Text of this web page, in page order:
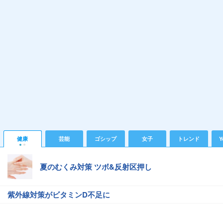
健康 芸能 ゴシップ 女子 トレンド
夏のむくみ対策 ツボ&反射区押し
紫外線対策がビタミンD不足に